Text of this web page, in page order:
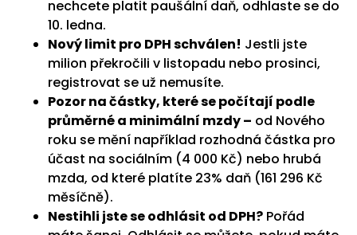
nechcete platit paušální daň, odhlaste se do
10. ledna.
Nový limit pro DPH schválen! Jestli jste
milion překročili v listopadu nebo prosinci,
registrovat se už nemusíte.
Pozor na částky, které se počítají podle
průměrné a minimální mzdy – od Nového
roku se mění například rozhodná částka pro
účast na sociálním (4 000 Kč) nebo hrubá
mzda, od které platíte 23% daň (161 296 Kč
měsíčně).
Nestihli jste se odhlásit od DPH? Pořád